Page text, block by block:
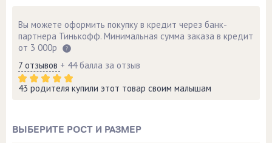
Вы можете оформить покупку в кредит через банк-
партнера Тинькофф. Минимальная сумма заказа в кредит
от 3 000р
7 отзывов + 44 балла за отзыв
43 родителя купили этот товар своим малышам
ВЫБЕРИТЕ РОСТ И РАЗМЕР